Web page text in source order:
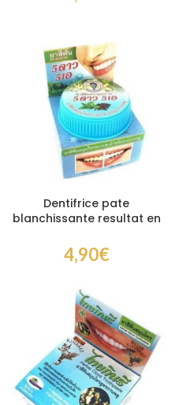
Dentifrice pate
blanchissante resultat en
4,90€